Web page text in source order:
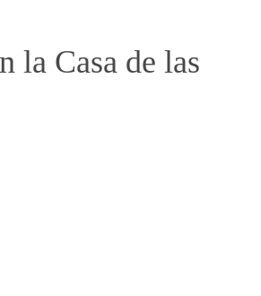
la Casa de las